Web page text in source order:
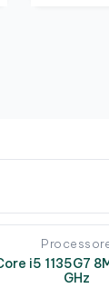
i5 1135G7
GHz